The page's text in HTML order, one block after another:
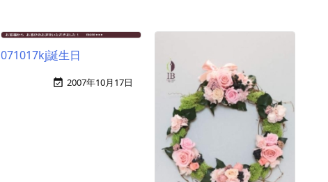
071017kj誕生日
 2007年10月17日